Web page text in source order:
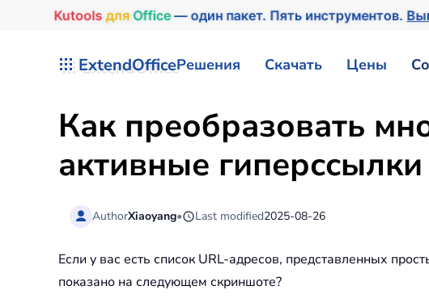
Kutools для Office— один пакет. Пять инструментов.
ExtendOfficeРешения Скачать Цены
Как преобразовать
активные гиперссылки
AuthorXiaoyang• Last modified2025-08-26
Если у вас есть список URL-адресов, представленных
показано на следующем скриншоте?